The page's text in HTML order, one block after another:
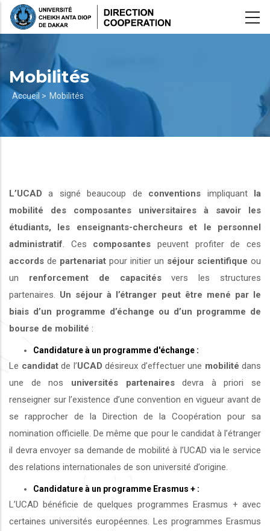
Aller
Mobilités
Fil
d'Ariane
Accueil > Mobilités
L’UCAD a signé beaucoup de conventions impliquant la
mobilité des composantes universitaires à savoir les
étudiants, les enseignants-chercheurs et le personnel
administratif . Ces composantes peuvent profiter de ces
accords de partenariat pour initier un séjour scientifique ou
un renforcement de capacitésvers les structures
partenaires. Un séjour à l’étranger peut être mené par le
biais d’un programme d’échange ou d’un programme de
bourse de mobilité :
Candidature à un programme d'échange :
Le candidatde l’UCAD désireux d’effectuer une mobilité dans
une de nos universités partenairesdevra à priori se
renseigner sur l’existence d’une convention en vigueur avant de
se rapprocher de la Direction de la Coopération pour sa
nomination officielle. De même que pour le candidat à l’étranger
il devra envoyer sa demande de mobilité à l’UCAD via le service
des relations internationales de son université d’origine.
Candidature à un programme Erasmus + :
L’UCAD bénéficie de quelques programmes Erasmus + avec
certaines universités européennes. Les programmes Erasmus